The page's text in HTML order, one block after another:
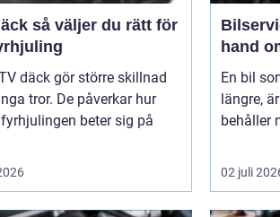
du rätt för
däck gör större skillnad
tror. De påverkar hur
beter sig på
Bilservice
hand
En bil
längre,
behåller
02 juli